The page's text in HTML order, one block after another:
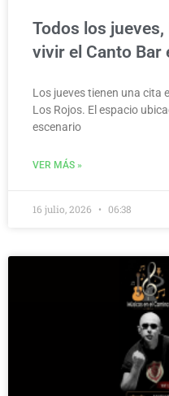
Todos los
vivir el Canto Bar
Los jueves tienen una cita
Los Rojos. El espacio
escenario
VER MÁS »
16 julio, 2026 06:38